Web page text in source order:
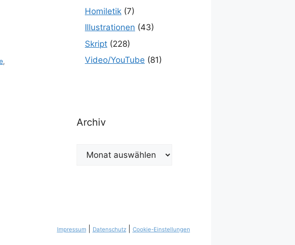
,
Homiletik (7)
Illustrationen (43)
Skript (228)
Video/YouTube (81)
Archiv
Archiv
Impressum| Datenschutz| Cookie-Einstellungen